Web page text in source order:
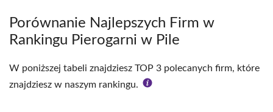
Porównanie Najlepszych Firm w
Rankingu Pierogarni w Pile
W poniższej tabeli znajdziesz TOP 3 polecanych firm, które
znajdziesz w naszym rankingu.